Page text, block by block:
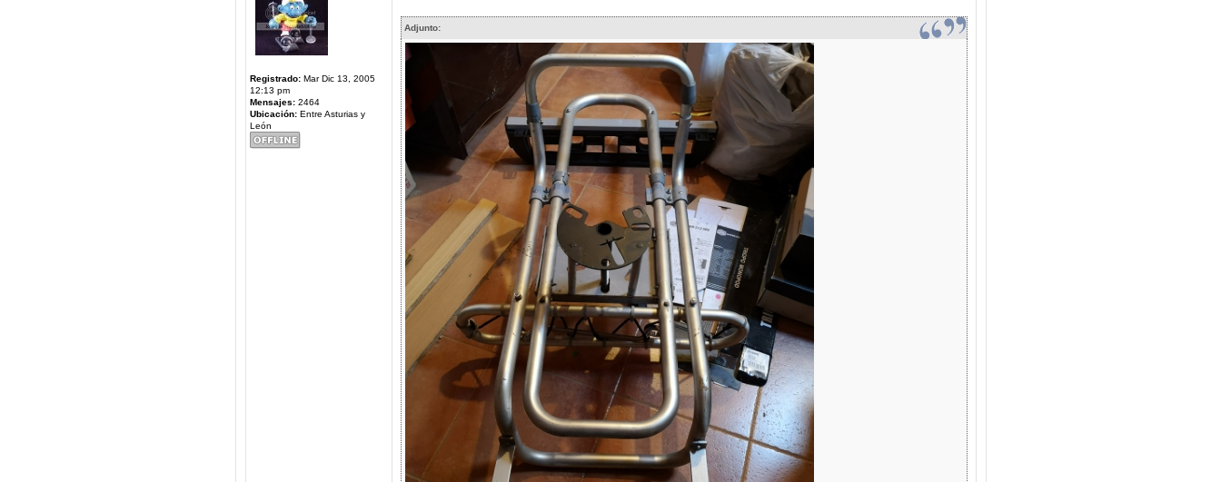
Registrado:Mar Dic 13, 2005
12:13 pm
Mensajes:2464
Ubicación:Entre Asturias y
León
Adjunto: